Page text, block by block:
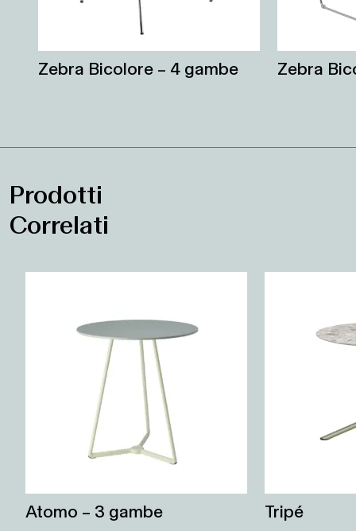
Zebra Bicolore – 4 gambe Zebra
Prodotti
Correlati
Atomo – 3 gambe Tripé